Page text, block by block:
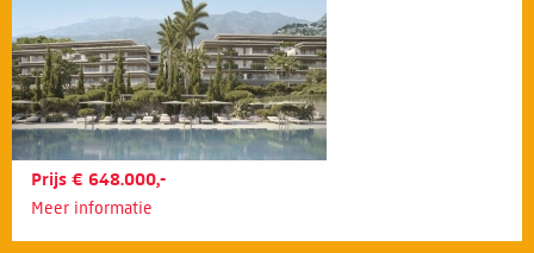
Prijs € 648.000,-
Meer informatie